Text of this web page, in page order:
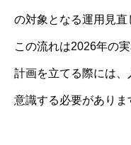
の対象となる運用見直
この流れは2026年の
計画を立てる際には
意識する必要がありま